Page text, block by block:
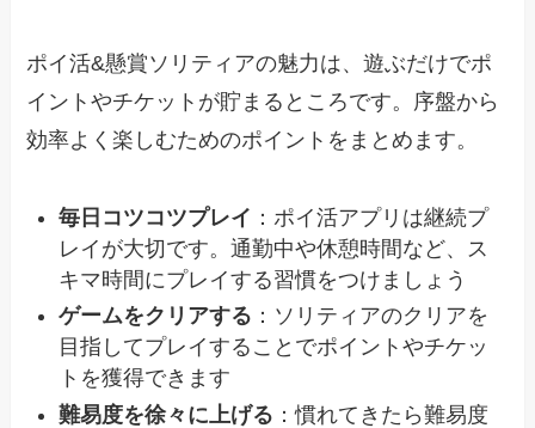
ポイ活&懸賞ソリティアの魅力は、遊ぶだけでポ
イントやチケットが貯まるところです。序盤から
効率よく楽しむためのポイントをまとめます。
毎日コツコツプレイ ：ポイ活アプリは継続プ
レイが大切です。通勤中や休憩時間など、ス
キマ時間にプレイする習慣をつけましょう
ゲームをクリアする ：ソリティアのクリアを
目指してプレイすることでポイントやチケッ
トを獲得できます
難易度を徐々に上げる ：慣れてきたら難易度